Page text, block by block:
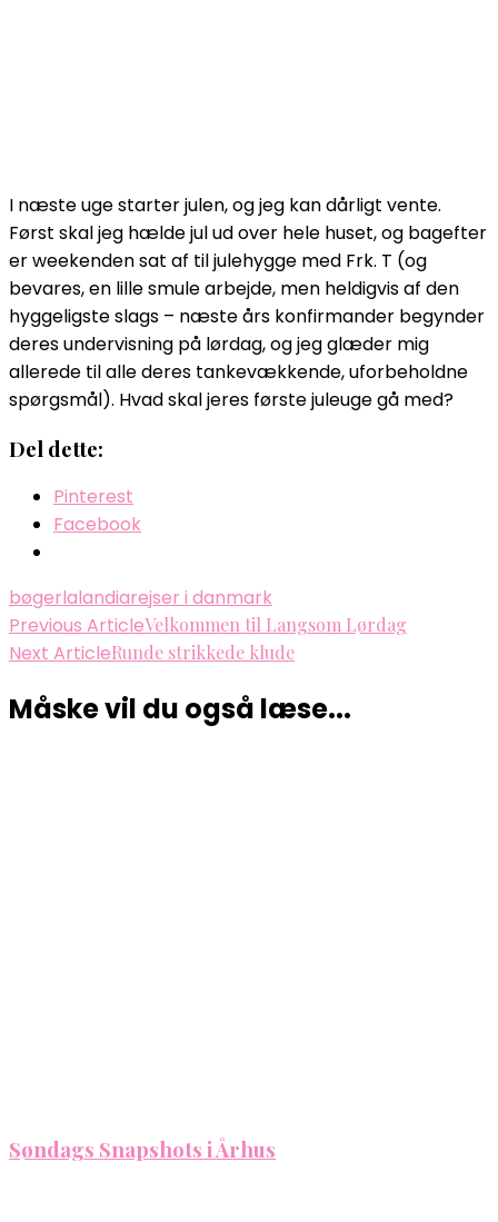
I næste uge starter julen, og jeg kan dårligt vente.
Først skal jeg hælde jul ud over hele huset, og bagefter
er weekenden sat af til julehygge med Frk. T (og
bevares, en lille smule arbejde, men heldigvis af den
hyggeligste slags – næste års konfirmander begynder
deres undervisning på lørdag, og jeg glæder mig
allerede til alle deres tankevækkende, uforbeholdne
spørgsmål). Hvad skal jeres første juleuge gå med?
Del dette:
Pinterest
Facebook
bøgerlalandiarejser i danmark
Post
Navigation
Previous ArticleVelkommen til Langsom Lørdag
Next ArticleRunde strikkede klude
Måske vil du også læse...
Søndags Snapshots i Århus